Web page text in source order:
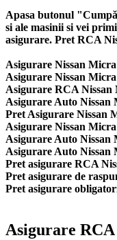
Apasa butonul
si ale masinii si vei
asigurare. Pret RCA
Asigurare Nissan
Asigurare Nissan
Asigurare RCA
Asigurare Auto Nissan
Pret Asigurare Nissan
Asigurare Nissan
Asigurare Auto Nissan
Asigurare Auto Nissan
Pret asigurare RCA
Pret asigurare de
Pret asigurare
Asigurare